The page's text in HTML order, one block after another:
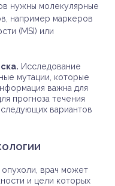
нужны молекулярные
например маркеров
(MSI) или
Исследование
мутации, которые
важна для
прогноза течения
вариантов
врач может
и цели которых